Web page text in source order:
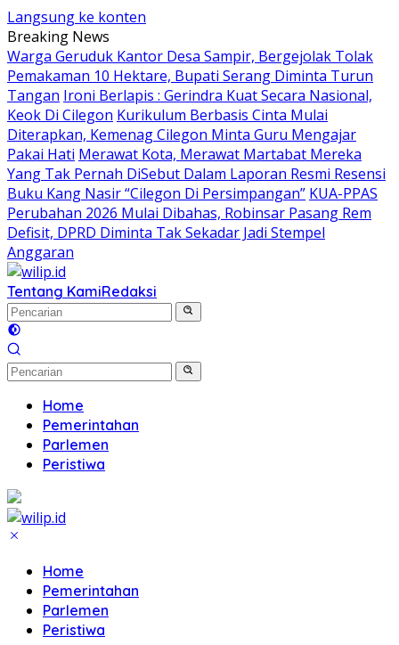
Langsung ke konten
Breaking News
Warga Geruduk Kantor Desa Sampir, Bergejolak Tolak
Pemakaman 10 Hektare, Bupati Serang Diminta Turun
Tangan Ironi Berlapis : Gerindra Kuat Secara Nasional,
Keok Di Cilegon Kurikulum Berbasis Cinta Mulai
Diterapkan, Kemenag Cilegon Minta Guru Mengajar
Pakai Hati Merawat Kota, Merawat Martabat Mereka
Yang Tak Pernah DiSebut Dalam Laporan Resmi Resensi
Buku Kang Nasir “Cilegon Di Persimpangan” KUA-PPAS
Perubahan 2026 Mulai Dibahas, Robinsar Pasang Rem
Defisit, DPRD Diminta Tak Sekadar Jadi Stempel
Anggaran
Tentang KamiRedaksi
Home
Pemerintahan
Parlemen
Peristiwa
Home
Pemerintahan
Parlemen
Peristiwa